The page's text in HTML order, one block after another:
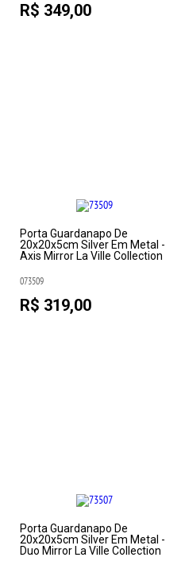
R$ 349,00
Porta Guardanapo De
20x20x5cm Silver Em Metal -
Axis Mirror La Ville Collection
073509
R$ 319,00
Porta Guardanapo De
20x20x5cm Silver Em Metal -
Duo Mirror La Ville Collection